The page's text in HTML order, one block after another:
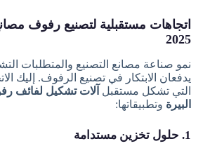
اتجاهات مستقبلية لتصنيع رفوف
2025
نمو صناعة مصانع التصنيع والمتطلبات
يدفعان الابتكار في تصنيع الرفوف. إليك
التي تشكل مستقبل آلات تشكيل لفائف
البيرة وتطبيقاتها:
1. حلول تخزين مستدامة